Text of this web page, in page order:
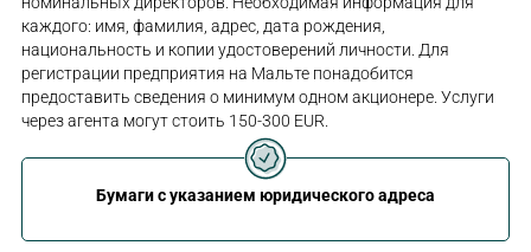
каждого: имя, фамилия, адрес, дата рождения,
национальность и копии удостоверений личности. Для
регистрации предприятия на Мальте понадобится
предоставить сведения о минимум одном акционере. Услуги
через агента могут стоить 150-300 EUR.
Бумаги с указанием юридического адреса